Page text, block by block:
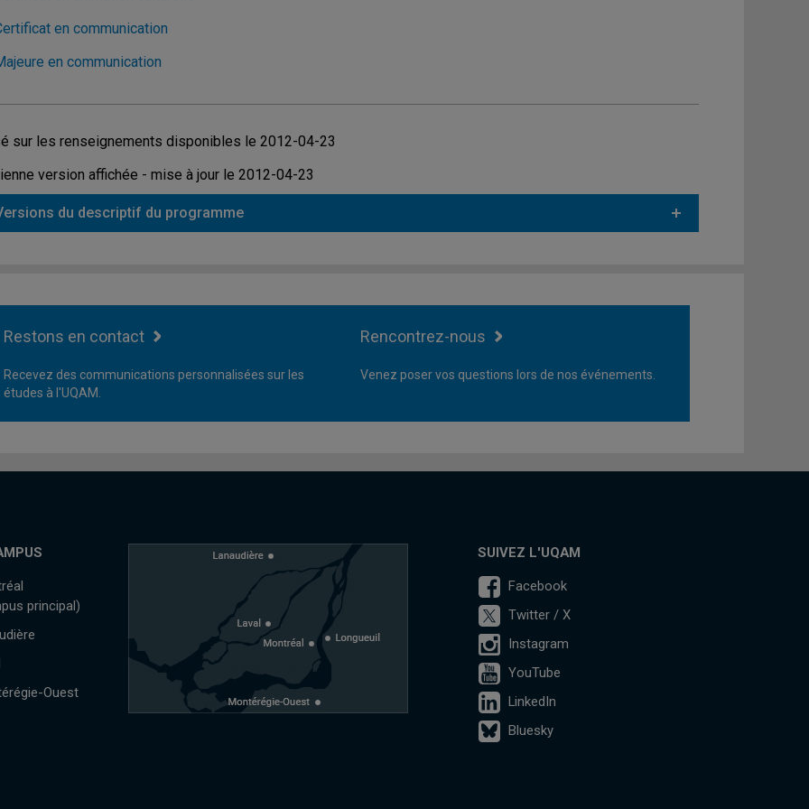
en communication
en communication
sur les renseignements disponibles le 2012-04-23
version affichée - mise à jour le 2012-04-23
du descriptif du programme
Restons en contact
Recevez des communications personnalisées sur les
études à l'UQAM.
Rencontrez-nous
Venez poser vos questions lors de nos événements.
principal)
Ouest
SUIVEZ L'UQAM
Facebook
Twitter / X
Instagram
YouTube
LinkedIn
Bluesky